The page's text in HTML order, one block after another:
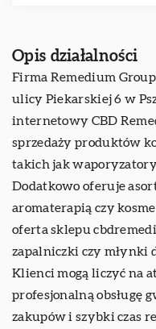
Opis działalności
Firma Remedium
ulicy Piekarskiej 6 w
internetowy CBD
sprzedaży produktów
takich jak
Dodatkowo oferuje
aromaterapią czy
oferta sklepu
zapalniczki czy młynki
Klienci mogą liczyć na
profesjonalną obsługę
zakupów i szybki czas